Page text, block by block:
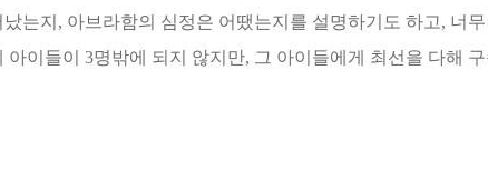
는지, 아브라함의 심정은 어땠는지를 설명하기도 하고, 너무
이들이 3명밖에 되지 않지만, 그 아이들에게 최선을 다해